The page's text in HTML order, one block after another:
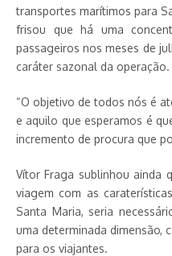
transportes marítimos para
frisou que há uma
passageiros nos meses de
caráter sazonal da operação.
“O objetivo de todos nós é
e aquilo que esperamos é
incremento de procura que
Vítor Fraga sublinhou ainda
viagem com as
Santa Maria, seria
uma determinada dimensão,
para os viajantes.